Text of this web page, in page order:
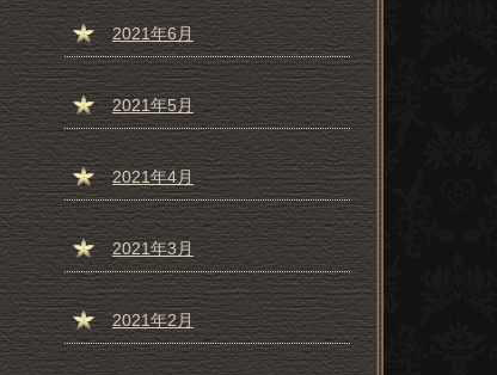
2021年6月
2021年5月
2021年4月
2021年3月
2021年2月